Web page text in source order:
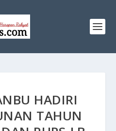
HADIRI
TAHUN